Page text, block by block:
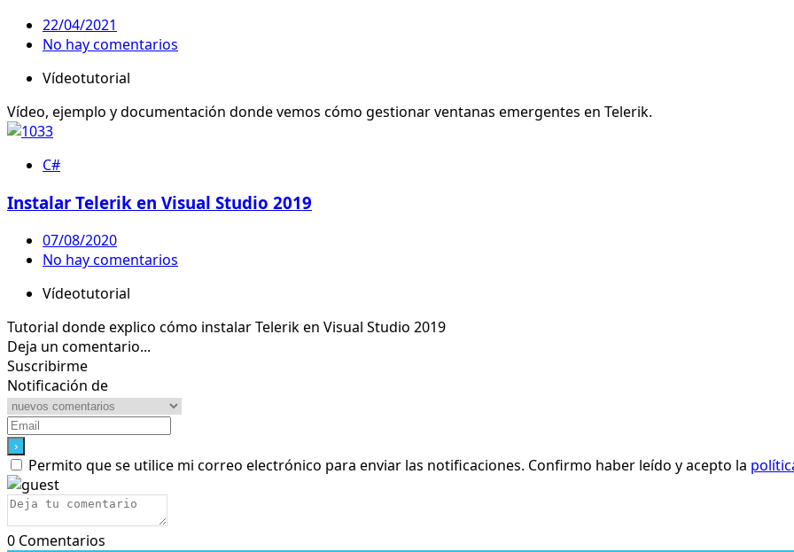
22/04/2021
No hay comentarios
Vídeotutorial
Vídeo, ejemplo y documentación donde vemos cómo gestionar ventanas emergentes en Telerik.
C#
Instalar Telerik en Visual Studio 2019
07/08/2020
No hay comentarios
Vídeotutorial
Tutorial donde explico cómo instalar Telerik en Visual Studio 2019
Deja un comentario...
Suscribirme
Notificación de
Permito que se utilice mi correo electrónico para enviar las notificaciones. Confirmo haber leído y acepto la
0 Comentarios